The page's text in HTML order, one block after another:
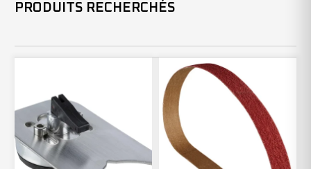
PRODUITS RECHERCHÉS